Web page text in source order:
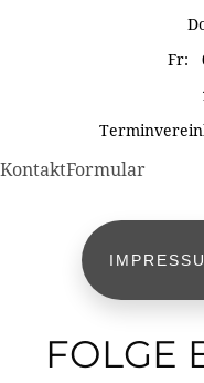
Fr:
KontaktFormular
FOLGE